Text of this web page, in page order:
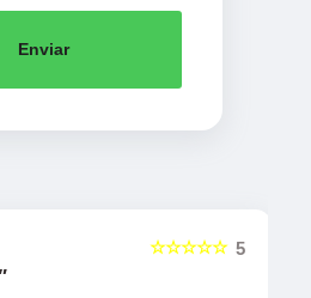
Enviar
5
☆☆☆☆☆